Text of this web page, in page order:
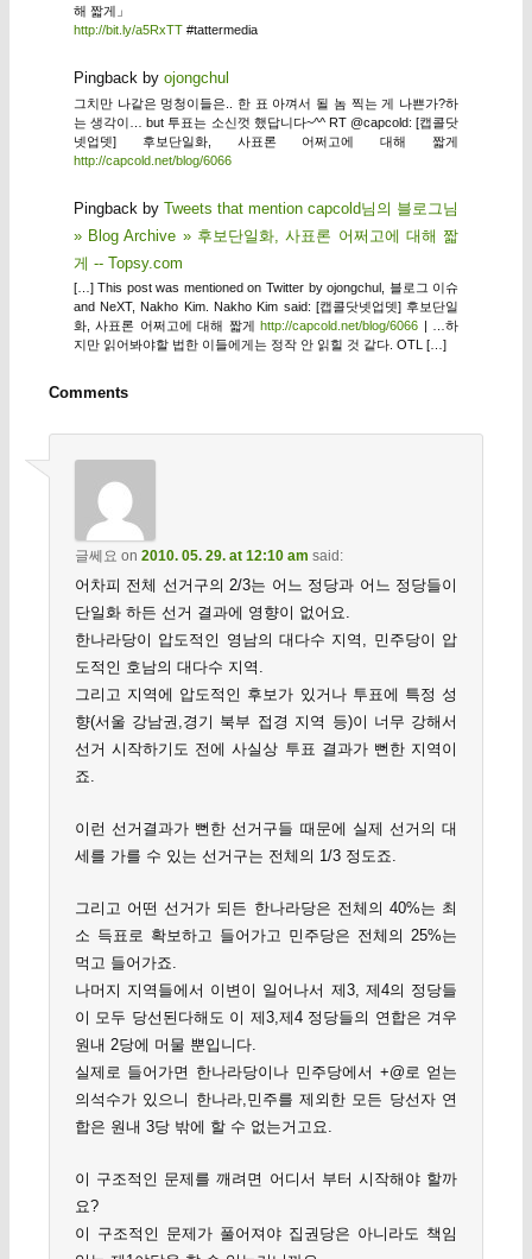
해 짧게」
http://bit.ly/a5RxTT#tattermedia
Pingback by ojongchul
그치만 나같은 멍청이들은.. 한 표 아껴서 될 놈 찍는 게 나쁜가?하
는 생각이… but 투표는 소신껏 했답니다~^^ RT @capcold: [캡콜닷
넷업뎃] 후보단일화, 사표론 어쩌고에 대해 짧게
http://capcold.net/blog/6066
Pingback by Tweets that mention capcold님의 블로그님
» Blog Archive » 후보단일화, 사표론 어쩌고에 대해 짧
게 -- Topsy.com
[…] This post was mentioned on Twitter by ojongchul, 블로그 이슈
and NeXT, Nakho Kim. Nakho Kim said: [캡콜닷넷업뎃] 후보단일
화, 사표론 어쩌고에 대해 짧게http://capcold.net/blog/6066 | …하
지만 읽어봐야할 법한 이들에게는 정작 안 읽힐 것 같다. OTL […]
Comments
글쎄요 on 2010. 05. 29. at 12:10 am said:
어차피 전체 선거구의 2/3는 어느 정당과 어느 정당들이
단일화 하든 선거 결과에 영향이 없어요.
한나라당이 압도적인 영남의 대다수 지역, 민주당이 압
도적인 호남의 대다수 지역.
그리고 지역에 압도적인 후보가 있거나 투표에 특정 성
향(서울 강남권,경기 북부 접경 지역 등)이 너무 강해서
선거 시작하기도 전에 사실상 투표 결과가 뻔한 지역이
죠.
이런 선거결과가 뻔한 선거구들 때문에 실제 선거의 대
세를 가를 수 있는 선거구는 전체의 1/3 정도죠.
그리고 어떤 선거가 되든 한나라당은 전체의 40%는 최
소 득표로 확보하고 들어가고 민주당은 전체의 25%는
먹고 들어가죠.
나머지 지역들에서 이변이 일어나서 제3, 제4의 정당들
이 모두 당선된다해도 이 제3,제4 정당들의 연합은 겨우
원내 2당에 머물 뿐입니다.
실제로 들어가면 한나라당이나 민주당에서 +@로 얻는
의석수가 있으니 한나라,민주를 제외한 모든 당선자 연
합은 원내 3당 밖에 할 수 없는거고요.
이 구조적인 문제를 깨려면 어디서 부터 시작해야 할까
요?
이 구조적인 문제가 풀어져야 집권당은 아니라도 책임